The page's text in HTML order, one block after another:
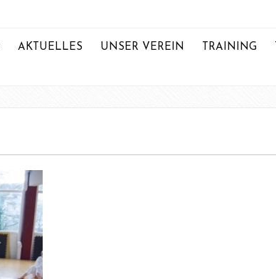
AKTUELLES UNSER VEREIN TRAINING